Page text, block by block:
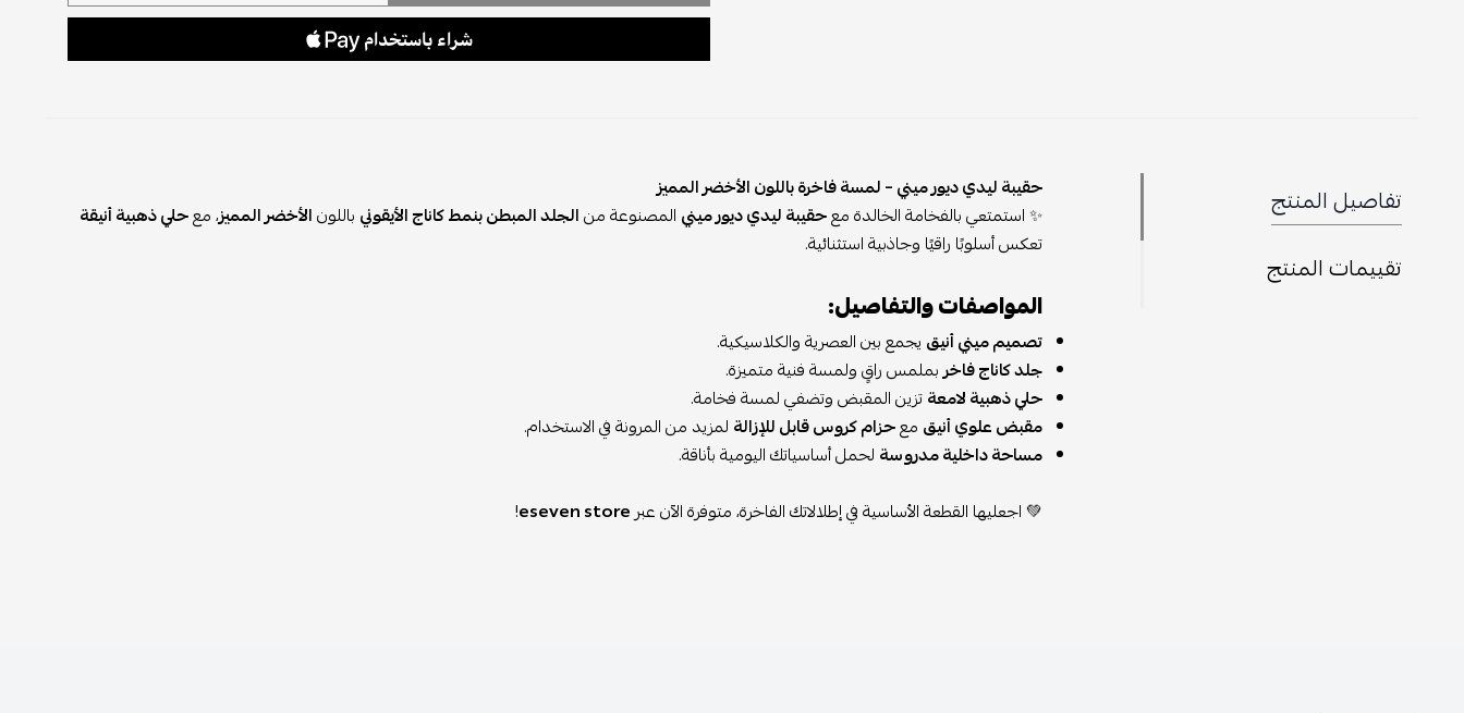
تفاصيل المنتج
تقييمات المنتج
حقيبة ليدي ديور ميني – لمسة فاخرة باللون الأخضر المميز
✨ استمتعي بالفخامة الخالدة معحقيبة ليدي ديور ميني المصنوعة منالجلد المبطن بنمط كاناج الأيقوني باللونالأخضر المميز، معحلي ذهبية أنيقة
تعكس أسلوبًا راقيًا وجاذبية استثنائية.
المواصفات والتفاصيل:
تصميم ميني أنيق يجمع بين العصرية والكلاسيكية.
جلد كاناج فاخربملمس راقٍ ولمسة فنية متميزة.
حلي ذهبية لامعةتزين المقبض وتضفي لمسة فخامة.
مقبض علوي أنيق معحزام كروس قابل للإزالة لمزيد من المرونة في الاستخدام.
مساحة داخلية مدروسة لحمل أساسياتك اليومية بأناقة.
💚 اجعليها القطعة الأساسية في إطلالاتك الفاخرة، متوفرة الآن عبرeseven store
!